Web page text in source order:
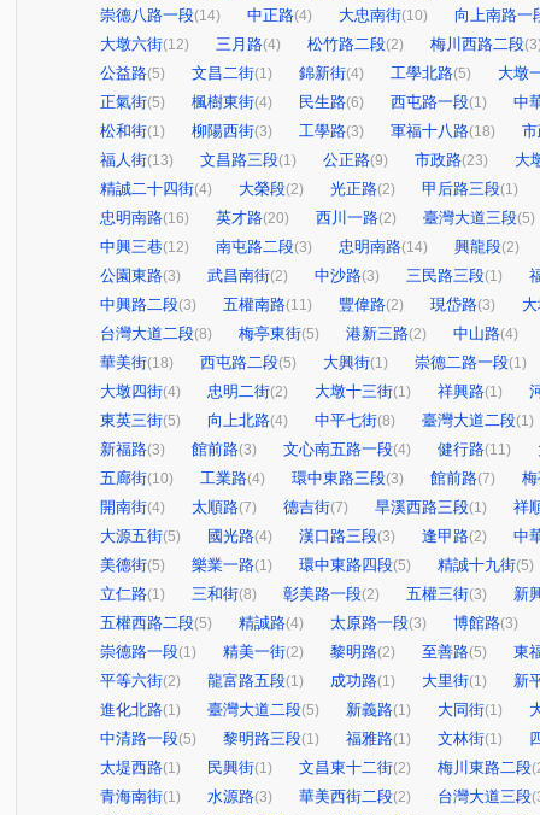
崇德八路一段(14) 中正路(4) 大忠南街(10)
向上南路一
大墩六街(12) 三月路(4) 松竹路二段(2) 梅川西路二段
公益路(5) 文昌二街(1) 錦新街(4) 工學北路(5)
大墩
正氣街(5) 楓樹東街(4) 民生路(6) 西屯路一段(1)
中
松和街(1) 柳陽西街(3) 工學路(3) 軍福十八路(18)
福人街(13) 文昌路三段(1) 公正路(9) 市政路(23)
大
精誠二十四街(4) 大榮段(2) 光正路(2) 甲后路三段(1)
忠明南路(16) 英才路(20) 西川一路(2) 臺灣大道三段(5)
中興三巷(12) 南屯路二段(3) 忠明南路(14) 興龍段(2)
公園東路(3) 武昌南街(2) 中沙路(3) 三民路三段(1)
中興路二段(3) 五權南路(11) 豐偉路(2) 現岱路(3)
台灣大道二段(8) 梅亭東街(5) 港新三路(2) 中山路(4)
華美街(18) 西屯路二段(5) 大興街(1) 崇德二路一段(1)
大墩四街(4) 忠明二街(2) 大墩十三街(1) 祥興路(1)
東英三街(5) 向上北路(4) 中平七街(8) 臺灣大道二段(1)
新福路(3) 館前路(3) 文心南五路一段(4) 健行路(11)
五廊街(10) 工業路(4) 環中東路三段(3) 館前路(7)
開南街(4) 太順路(7) 德吉街(7) 旱溪西路三段(1)
祥
大源五街(5) 國光路(4) 漢口路三段(3) 逢甲路(2)
中
美德街(5) 樂業一路(1) 環中東路四段(5) 精誠十九街(5)
立仁路(1) 三和街(8) 彰美路一段(2) 五權三街(3)
新
五權西路二段(5) 精誠路(4) 太原路一段(3) 博館路(3)
崇德路一段(1) 精美一街(2) 黎明路(2) 至善路(5)
東
平等六街(2) 龍富路五段(1) 成功路(1) 大里街(1)
新
進化北路(1) 臺灣大道二段(5) 新義路(1) 大同街(1)
中清路一段(5) 黎明路三段(1) 福雅路(1) 文林街(1)
太堤西路(1) 民興街(1) 文昌東十二街(2) 梅川東路二段
青海南街(1) 水源路(3) 華美西街二段(2) 台灣大道三段